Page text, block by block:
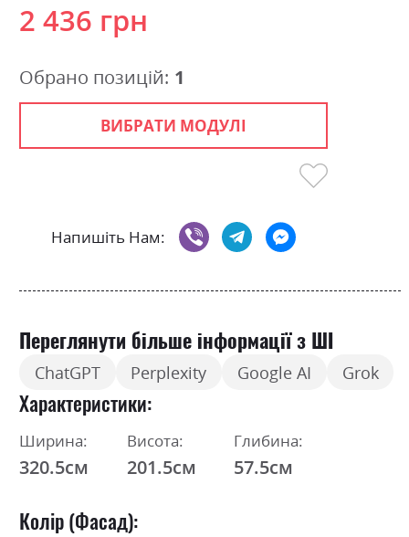
2 436 грн
ВИБРАТИ МОДУЛІ
Напишіть Нам:
Обрано позицій: 1
Переглянути більше інформації з ШІ
ChatGPT Perplexity Google AI Grok
Характеристики
Ширина:
320.5см
Висота:
201.5см
Глибина:
57.5см
Колір (Фасад):